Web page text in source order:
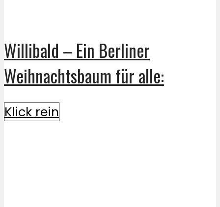
Willibald – Ein Berliner
Weihnachtsbaum für alle:
Klick rein